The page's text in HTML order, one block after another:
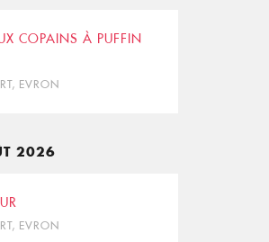
COPAINS À PUFFIN
EVRON
2026
EVRON